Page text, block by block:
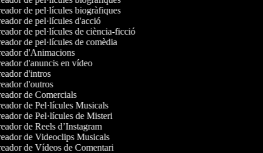
de pel·lícules biogràfiques
de pel·lícules d'acció
de pel·lícules de ciència-ficció
de pel·lícules de comèdia
d'Animacions
d'anuncis en vídeo
d'intros
d'outros
de Comercials
de Pel·lícules Musicals
de Pel·lícules de Misteri
de Reels d’Instagram
de Videoclips Musicals
de Vídeos de Comentari